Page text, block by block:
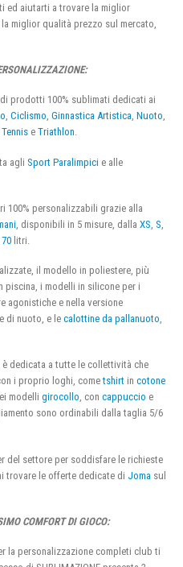
ed aiutarti a trovare la miglior
miglior qualità prezzo sul mercato,
prodotti 100% sublimati dedicati ai
, Ciclismo, Ginnastica Artistica, Nuoto,
Tennis e Triathlon.
agli Sport Paralimpici e alle
100% personalizzabili grazie alla
, disponibili in 5 misure, dalla XS S
70 litri.
il modello in poliestere, più
piscina, i modelli in silicone per i
agonistiche e nella versione
di nuoto, e le calottine da pallanuoto,
dedicata a tutte le collettività che
i proprio loghi, cometshirt in cotone
modelli girocollo, con cappuccio e
sono ordinabili dalla taglia 5/6
del settore per soddisfare le richieste
trovare le offerte dedicate di Joma sul
COMFORT DI GIOCO:
la personalizzazione completi club ti